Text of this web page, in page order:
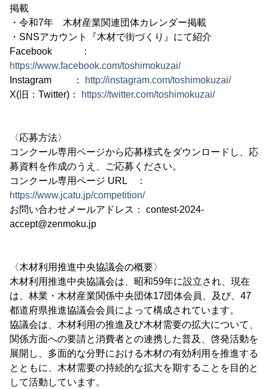
掲載
・令和7年 木材産業関連団体カレンダー掲載
・SNSアカウント『木材で街づくり』にて紹介
Facebook ：
https://www.facebook.com/toshimokuzai/
Instagram ：
http://instagram.com/toshimokuzai/
X(旧：Twitter)：
https://twitter.com/toshimokuzai/
〈応募方法〉
コンクール専用ページから応募様式をダウンロードし、応
募資料を作成のうえ、ご応募ください。
コンクール専用ページ URL ：
https://www.jcatu.jp/competition/
お問い合わせメールアドレス： contest-2024-
accept@zenmoku.jp
〈木材利用推進中央協議会の概要〉
木材利用推進中央協議会は、昭和59年に設立され、現在
は、林業・木材産業関係中央団体17団体会員、及び、47
都道府県推進協議会会員によって構成されています。
協議会は、木材利用の推進及び木材需要の拡大について、
関係方面への要請と消費者との連携した普及、啓発活動を
展開し、多面的な分野における木材の有効利用を推進する
とともに、木材需要の持続的な拡大を期することを目的と
して活動しています。